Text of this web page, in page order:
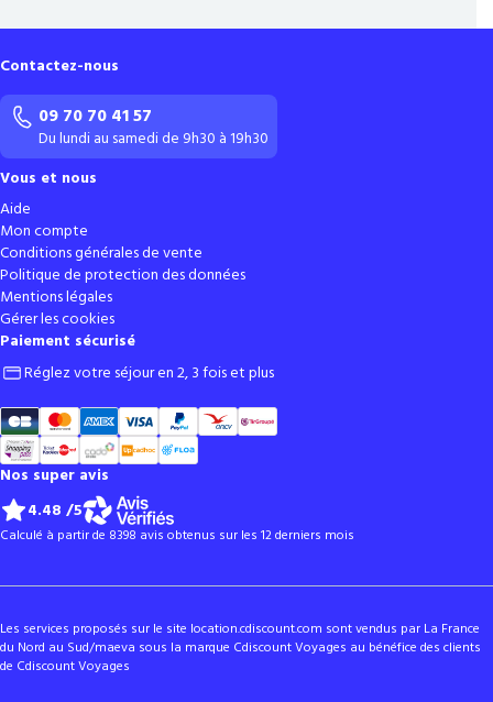
Contactez-nous
09 70 70 41 57
Du lundi au samedi de 9h30 à 19h30
Vous et nous
Aide
Mon compte
Conditions générales de vente
Politique de protection des données
Mentions légales
Gérer les cookies
Paiement sécurisé
Réglez votre séjour en 2, 3 fois et plus
Nos super avis
4.48 /5
Calculé à partir de 8398 avis obtenus sur les 12 derniers mois
Les services proposés sur le site location.cdiscount.com sont vendus par La France
du Nord au Sud/maeva sous la marque Cdiscount Voyages au bénéfice des clients
de Cdiscount Voyages